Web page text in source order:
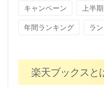
キャンペーン 上半
年間ランキング ラ
楽天ブックスと